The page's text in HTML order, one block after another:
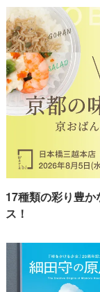
17種類の彩り豊
ス！